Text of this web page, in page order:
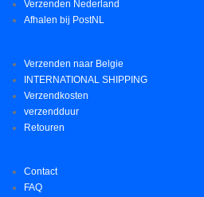
Verzenden Nederland
Afhalen bij PostNL
Verzenden naar Belgie
INTERNATIONAL SHIPPING
Verzendkosten
verzendduur
Retouren
Contact
FAQ